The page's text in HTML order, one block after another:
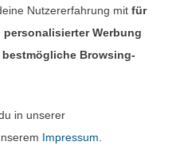
Inspiration
Nutzererfahrung mitfür
personalisierter Werbung
bestmögliche Browsing-
in unserer
Impressum